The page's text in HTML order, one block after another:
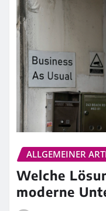
ALLGEMEINER
Welche
moderne